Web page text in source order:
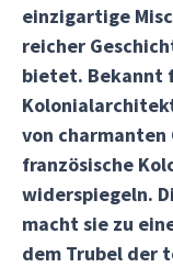
einzigartige
reicher
bietet. Bekannt
von charmanten
französische
widerspiegeln.
macht sie zu
dem Trubel der